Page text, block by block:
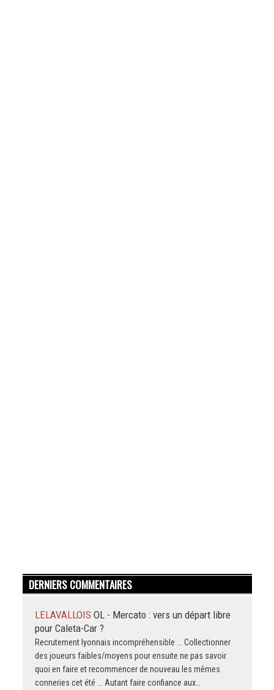
DERNIERS COMMENTAIRES
LELAVALLOIS OL - Mercato : vers un départ libre
pour Caleta-Car ?
Recrutement lyonnais incompréhensible ... Collectionner
des joueurs faibles/moyens pour ensuite ne pas savoir
quoi en faire et recommencer de nouveau les mêmes
conneries cet été ... Autant faire confiance aux…